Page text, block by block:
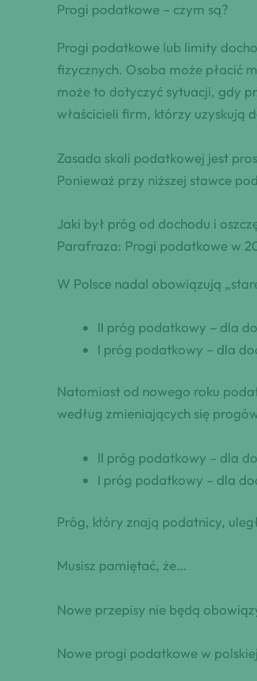
Progi podatkowe – czym są?
Progi podatkowe lub limity
fizycznych. Osoba może płacić
może to dotyczyć sytuacji, gdy
właścicieli firm, którzy uzyskują
Zasada skali podatkowej jest
Ponieważ przy niższej stawce
Jaki był próg od dochodu i
Parafraza: Progi podatkowe w
W Polsce nadal obowiązują
II próg podatkowy – dla
I próg podatkowy – dla
Natomiast od nowego roku
według zmieniających się
II próg podatkowy – dla
I próg podatkowy – dla
Próg, który znają podatnicy,
Musisz pamiętać, że…
Nowe przepisy nie będą
Nowe progi podatkowe w